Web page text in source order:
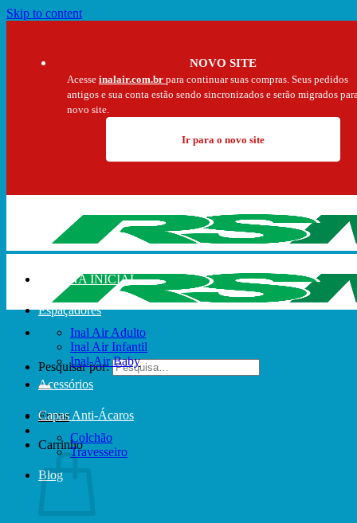
Skip to content
NOVO SITE
Acesse inalair.com.br para continuar suas compras. Seus pedidos
antigos e sua conta estão sendo sincronizados e serão migrados
novo site.
Ir para o novo site
Pesquisar por:
Entrar
Carrinho
PÁGINA INICIAL
Espaçadores
Inal Air Adulto
Inal Air Infantil
Inal-Air Baby
Acessórios
Capas Anti-Ácaros
Colchão
Travesseiro
Blog